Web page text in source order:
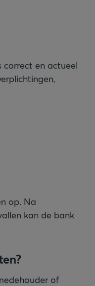
correct en actueel
op. Na
kan de bank
of